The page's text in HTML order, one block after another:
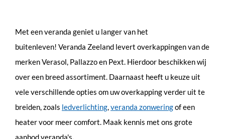
Met een veranda geniet u langer van het
buitenleven! Veranda Zeeland levert overkappingen van de
merken Verasol, Pallazzo en Pext. Hierdoor beschikken wij
over een breed assortiment. Daarnaast heeft u keuze uit
vele verschillende opties om uw overkapping verder uit te
breiden, zoals ledverlichting,veranda zonweringof een
heater voor meer comfort. Maak kennis met ons grote
aanbod veranda's.